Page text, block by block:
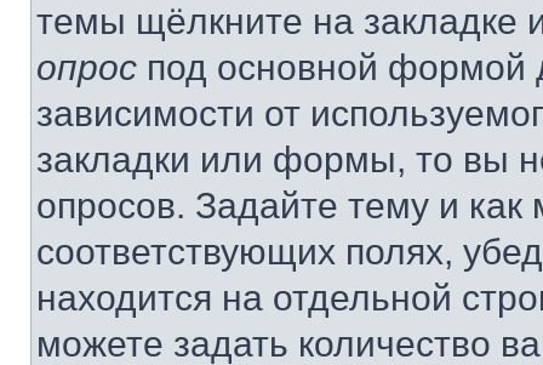
темы щёлкните на
опрос под основной формой
зависимости от
закладки или формы, то вы
опросов. Задайте тему и
соответствующих полях,
находится на отдельной
можете задать количество